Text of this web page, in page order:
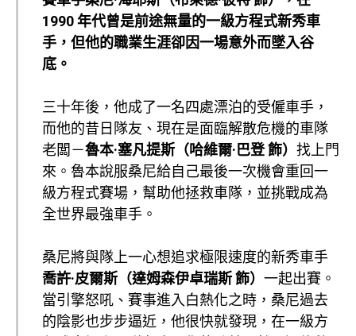
1990 年代曾是前途無量的一級方程式新秀車
手，但他的職業生涯卻因一場意外而墜入谷
底。
三十年後，他成了一名四處漂泊的受僱車手，
而他的昔日隊友、現在是面臨解散危機的車隊
老闆－魯本·塞凡提斯（哈維爾·巴登 飾） 找上門
來。魯本說服桑尼給自己最後一次機會重回一
級方程式賽場，幫助他拯救車隊，並挑戰成為
全世界最強車手。
桑尼將與隊上一心想追求極限速度的新秀車手
喬許·皮爾斯（達姆森伊卓瑞斯 飾） 一起出賽。
當引擎怒吼、賽事進入白熱化之時，桑尼過去
的陰影也步步逼近，他很快就發現，在一級方